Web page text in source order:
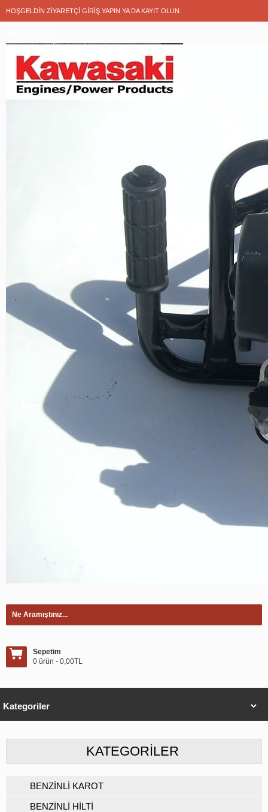
HOŞGELDIN ZIYARETÇI GIRIŞ YAPIN YA DA KAYIT OLUN
Sepetim
0 ürün - 0,00TL
KATEGORILER
BENZİNLİ KAROT
BENZİNLİ HİLTİ